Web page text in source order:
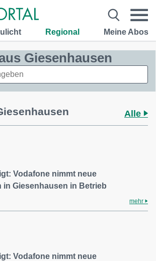
Regional Meine Abos
Giesenhausen
Alle
Vodafone nimmt neue
in Giesenhausen in Betrieb
mehr
Vodafone nimmt neue